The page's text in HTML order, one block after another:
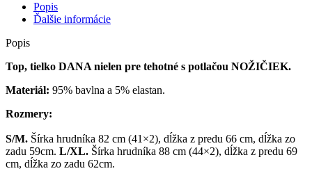
vel
L/XL
Popis
Ďalšie informácie
Popis
Top, tielko DANA nielen pre tehotné s potlačou NOŽIČIEK.
Materiál: 95% bavlna a 5% elastan.
Rozmery:
S/M. Šírka hrudníka 82 cm (41×2), dĺžka z predu 66 cm, dĺžka zo
zadu 59cm. L/XL. Šírka hrudníka 88 cm (44×2), dĺžka z predu 69
cm, dĺžka zo zadu 62cm.